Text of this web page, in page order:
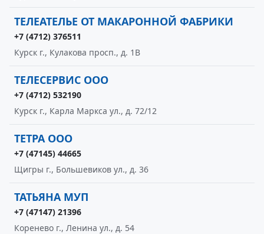
ТЕЛЕАТЕЛЬЕ ОТ МАКАРОННОЙ ФАБРИКИ
+7 (4712) 376511
Курск г., Кулакова просп., д. 1В
ТЕЛЕСЕРВИС ООО
+7 (4712) 532190
Курск г., Карла Маркса ул., д. 72/12
ТЕТРА ООО
+7 (47145) 44665
Щигры г., Большевиков ул., д. 36
ТАТЬЯНА МУП
+7 (47147) 21396
Коренево г., Ленина ул., д. 54